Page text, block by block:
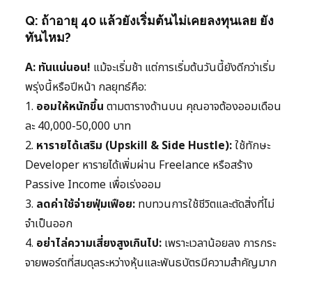
Q: ถ้าอายุ 40 แล้วยังเริ่มต้นไม่เคยลงทุนเลย ยัง
ทันไหม?
A: ทันแน่นอน! แม้จะเริ่มช้า แต่การเริ่มต้นวันนี้ยังดีกว่าเริ่ม
พรุ่งนี้หรือปีหน้า กลยุทธ์คือ:
1. ออมให้หนักขึ้น ตามตารางด้านบน คุณอาจต้องออมเดือน
ละ 40,000-50,000 บาท
2. หารายได้เสริม (Upskill & Side Hustle):ใช้ทักษะ
Developer หารายได้เพิ่มผ่าน Freelance หรือสร้าง
Passive Income เพื่อเร่งออม
3. ลดค่าใช้จ่ายฟุ่มเฟือย: ทบทวนการใช้ชีวิตและตัดสิ่งที่ไม่
จำเป็นออก
4. อย่าไล่ความเสี่ยงสูงเกินไป: เพราะเวลาน้อยลง การกระ
จายพอร์ตที่สมดุลระหว่างหุ้นและพันธบัตรมีความสำคัญมาก